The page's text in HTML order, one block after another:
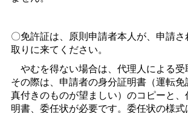
〇免許証は、原則申請者本人が、申請
取りに来てください。
やむを得ない場合は、代理人による受
その際は、申請者の身分証明書（運転
真付きのものが望ましい）のコピーと
明書、委任状が必要です。委任状の様式